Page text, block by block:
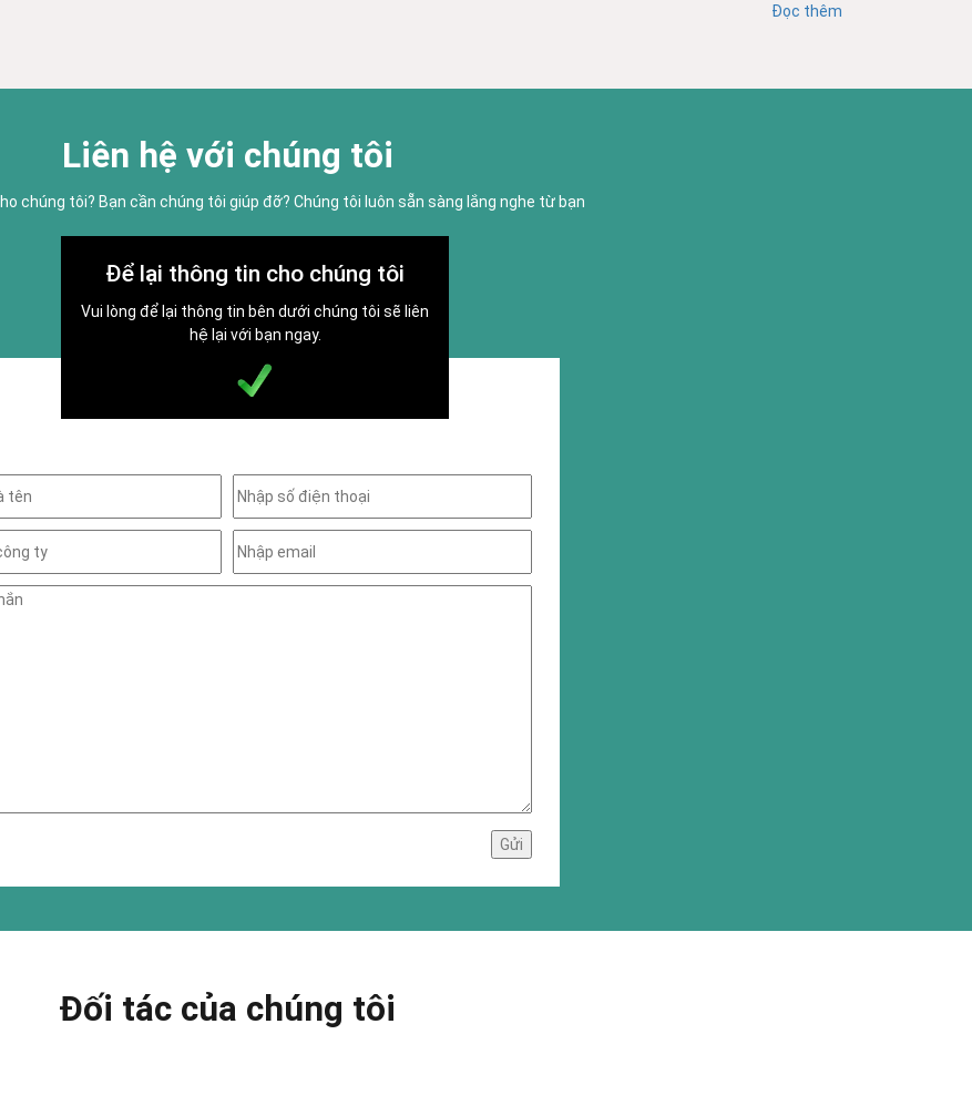
Đọc thêm
Liên hệ với chúng tôi
chúng tôi? Bạn cần chúng tôi giúp đỡ? Chúng tôi luôn sẵn sàng lắng nghe từ bạn
Để lại thông tin cho chúng tôi
Vui lòng để lại thông tin bên dưới chúng tôi sẽ liên
hệ lại với bạn ngay.
Đối tác của chúng tôi